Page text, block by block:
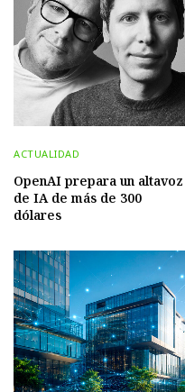
ACTUALIDAD
OpenAI prepara un altavoz
de IA de más de 300
dólares